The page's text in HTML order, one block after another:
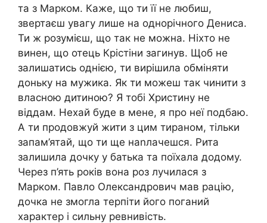
та з Марком. Каже, що ти її не любиш,
звертаєш увагу лише на однорічного Дениса.
Ти ж розумієш, що так не можна. Ніхто не
винен, що отець Крістіни загинув. Щоб не
залишатись однією, ти вирішила обміняти
доньку на мужика. Як ти можеш так чинити з
власною дитиною? Я тобі Христину не
віддам. Нехай буде в мене, я про неї подбаю.
А ти продовжуй жити з цим тираном, тільки
запам’ятай, що ти ще наnлачешся. Рита
залишила дочку у батька та поїхала додому.
Через п’ять років вона роз лучилася з
Марком. Павло Олександрович мав рацію,
дочка не змогла терпіти його поганий
характер і сильну ревнивість.